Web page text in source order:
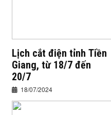
Lịch cắt điện tỉnh Tiền
Giang, từ 18/7 đến
20/7
18/07/2024